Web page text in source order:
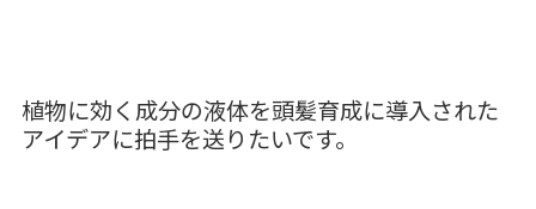
植物に効く成分の液体を頭髪育成に導入された
アイデアに拍手を送りたいです。